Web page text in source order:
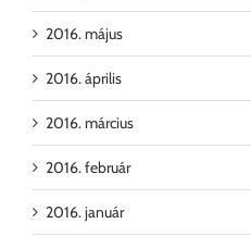
2016. május
2016. április
2016. március
2016. február
2016. január